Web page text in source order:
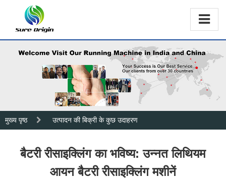
मुख्य पृष्ठ उत्पादन की बिक्री के कुछ उदाहरण
बैटरी रीसाइक्लिंग का भविष्य: उन्नत लिथियम
आयन बैटरी रीसाइक्लिंग मशीनें